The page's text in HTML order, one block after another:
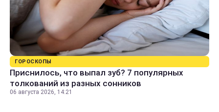
ГОРОСКОПЫ
Приснилось, что выпал зуб? 7 популярных
толкований из разных сонников
06 августа 2026, 14:21